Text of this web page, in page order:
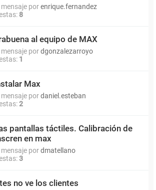
porenrique.fernandez
8
al equipo de MAX
pordgonzalezarroyo
1
Max
pordaniel.esteban
2
pantallas táctiles. Calibración de
en max
pordmatellano
3
no ve los clientes